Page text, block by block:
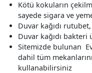
Kötü kokuların
sayede sigara ve
Duvar kağıdı
Duvar kağıdı bakteri
Sitemizde bulunan
dahil tüm
kullanabilirsiniz